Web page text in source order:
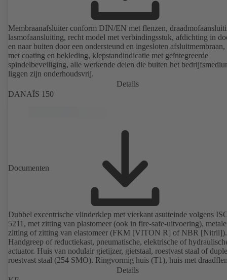
Membraanafsluiter conform DIN/EN met flenzen, draadmofaansluiting of
lasmofaansluiting, recht model met verbindingsstuk, afdichting in
en naar buiten door een ondersteund en ingesloten afsluitmembraan,
met coating en bekleding, klepstandindicatie met geïntegreerde
spindelbeveiliging, alle werkende delen die buiten het
liggen zijn onderhoudsvrij.
Details
DANAÏS 150
Documenten
Dubbel excentrische vlinderklep met vierkant asuiteinde volgens
5211, met zitting van plastomeer (ook in fire-safe-uitvoering),
zitting of zitting van elastomeer (FKM [VITON R] of NBR [Nitril]).
Handgreep of reductiekast, pneumatische, elektrische of
actuator. Huis van nodulair gietijzer, gietstaal, roestvast staal of
roestvast staal (254 SMO). Ringvormig huis (T1), huis met
(T4), T4 voor eenzijdig afflenzen en het gebruik als eindafsluiter met
tegenflens. Aansluitingen conform EN, ASME of JIS.
Details